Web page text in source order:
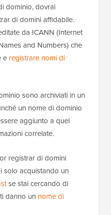
dominio, dovrai
di domini affidabile.
da ICANN (Internet
and Numbers) che
e registrare nomi di
sono archiviati in un
un nome di dominio
aggiunto a quel
correlate.
registrar di domini
solo acquistando un
se stai cercando di
danno un nome di